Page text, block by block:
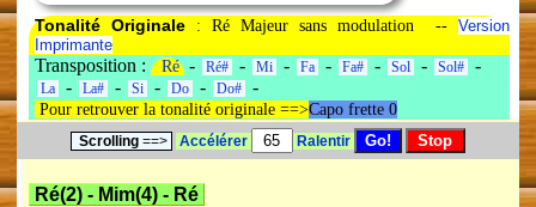
Tonalité Originale: Ré Majeur sans modulation -- Version
Imprimante
Transposition : Ré- Ré# - Mi - Fa - Fa# - Sol - Sol# -
La - La# - Si - Do - Do# -
Pour retrouver la tonalité originale ==>Capo frette 0
Scrolling ==> Accélérer Ralentir
Ré(2)- Mim(4)- Ré